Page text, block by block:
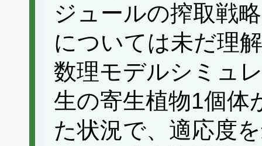
ジュールの搾取戦
については未だ理
数理モデルシミュ
生の寄生植物1個体
た状況で、適応度